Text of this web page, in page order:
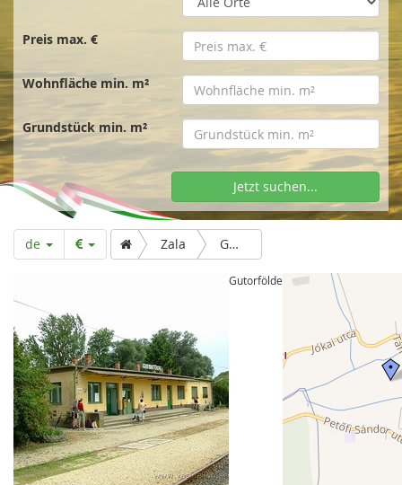
s
e
i
t
e
Preis max. €
Wohnfläche min. m²
Grundstück min. m²
Jetzt suchen...
de Zala Gutorfölde
Gutorfölde